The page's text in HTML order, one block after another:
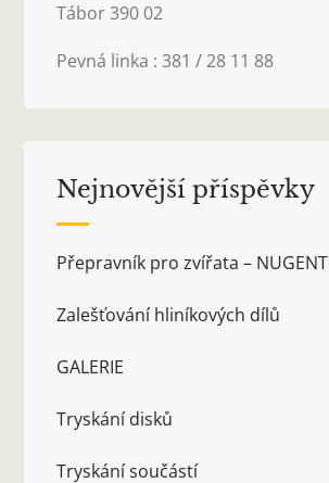
Tábor 390 02
Pevná linka : 381 / 28 11 88
Nejnovější příspěvky
Přepravník pro zvířata – NUGENT
Zalešťování hliníkových dílů
GALERIE
Tryskání disků
Tryskání součástí